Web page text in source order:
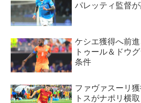
パレッティ監督
ケシエ獲得へ前
トゥール＆ドウ
条件
ファヴァスーリ
トスがナポリ横取